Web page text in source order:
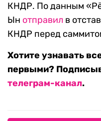
КНДР. По данным
Ын отправил в
КНДР перед
Хотите узнавать
первыми?
телеграм-канал.